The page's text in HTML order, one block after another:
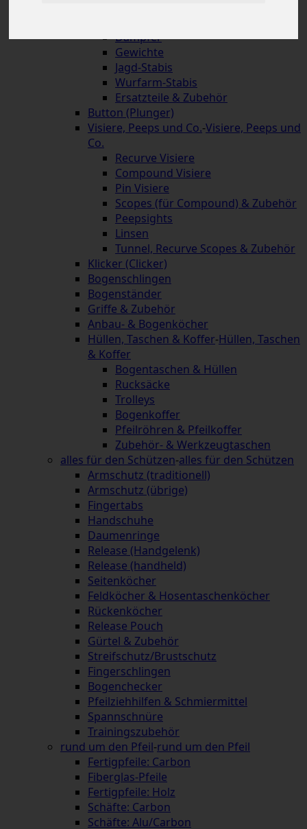
Dämpfer
Gewichte
Jagd-Stabis
Wurfarm-Stabis
Ersatzteile & Zubehör
Button (Plunger)
Visiere, Peeps und Co.-Visiere, Peeps und
Co.
Recurve Visiere
Compound Visiere
Pin Visiere
Scopes (für Compound) & Zubehör
Peepsights
Linsen
Tunnel, Recurve Scopes & Zubehör
Klicker (Clicker)
Bogenschlingen
Bogenständer
Griffe & Zubehör
Anbau- & Bogenköcher
Hüllen, Taschen & Koffer-Hüllen, Taschen
& Koffer
Bogentaschen & Hüllen
Rucksäcke
Trolleys
Bogenkoffer
Pfeilröhren & Pfeilkoffer
Zubehör- & Werkzeugtaschen
alles für den Schützen-alles für den Schützen
Armschutz (traditionell)
Armschutz (übrige)
Fingertabs
Handschuhe
Daumenringe
Release (Handgelenk)
Release (handheld)
Seitenköcher
Feldköcher & Hosentaschenköcher
Rückenköcher
Release Pouch
Gürtel & Zubehör
Streifschutz/Brustschutz
Fingerschlingen
Bogenchecker
Pfeilziehhilfen & Schmiermittel
Spannschnüre
Trainingszubehör
rund um den Pfeil-rund um den Pfeil
Fertigpfeile: Carbon
Fiberglas-Pfeile
Fertigpfeile: Holz
Schäfte: Carbon
Schäfte: Alu/Carbon